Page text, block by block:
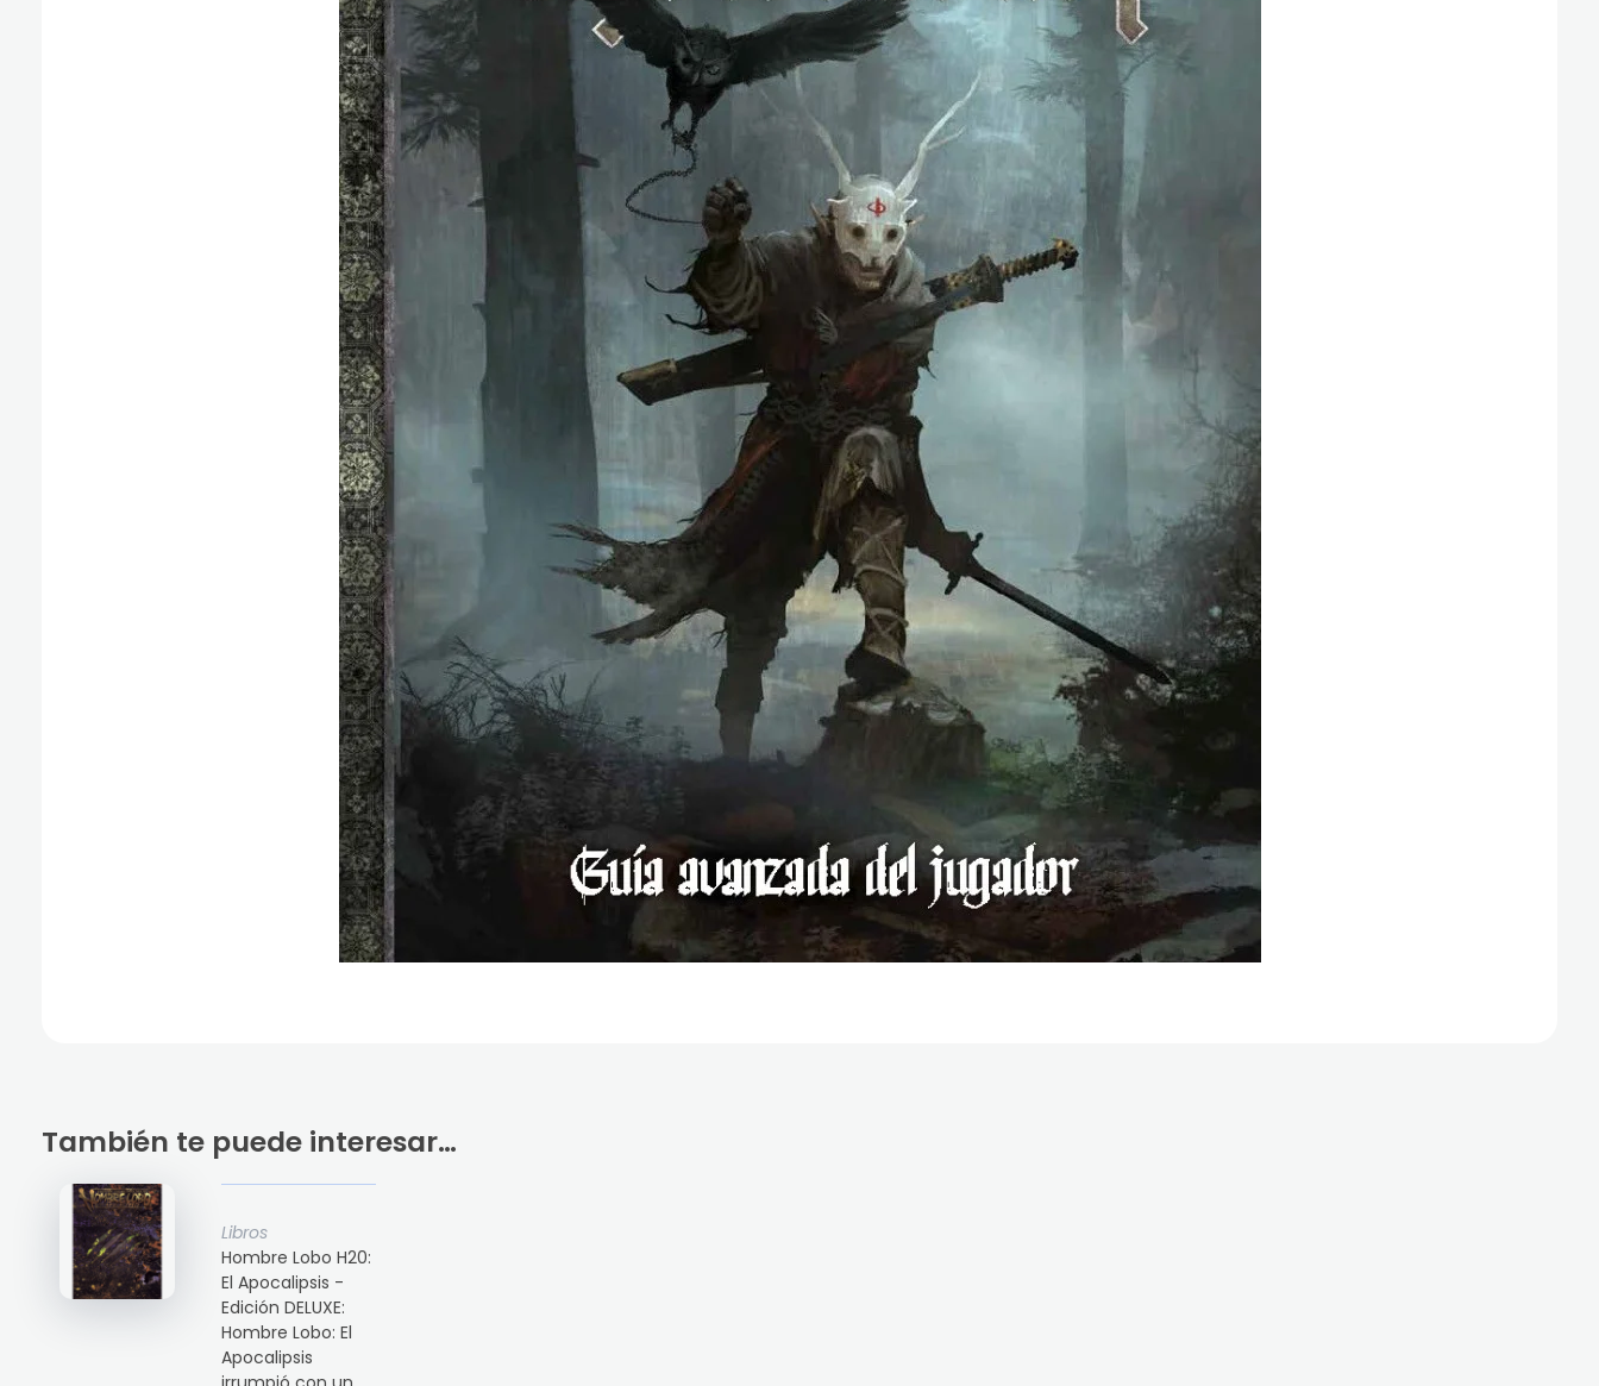
También te puede interesar…
Libros
Hombre Lobo H20:
El Apocalipsis -
Edición DELUXE:
Hombre Lobo: El
Apocalipsis